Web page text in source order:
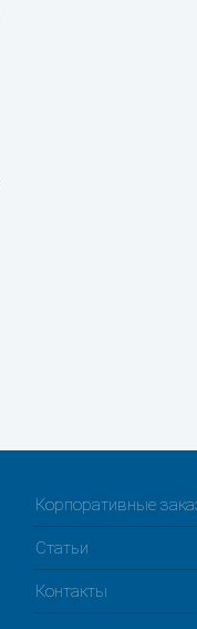
Корпоративные
Статьи
Контакты